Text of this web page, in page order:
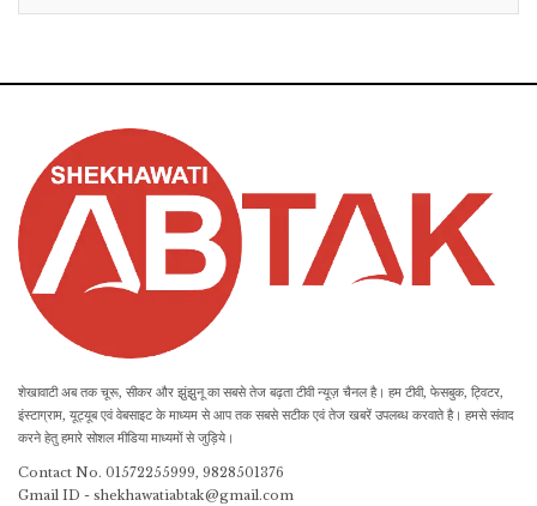
शेखावाटी अब तक चूरू, सीकर और झुंझुनू का सबसे तेज बढ़ता टीवी न्यूज़ चैनल है। हम टीवी, फेसबुक, ट्विटर,
इंस्टाग्राम, यूट्यूब एवं वेबसाइट के माध्यम से आप तक सबसे सटीक एवं तेज खबरें उपलब्ध करवाते है। हमसे संवाद
करने हेतु हमारे सोशल मीडिया माध्यमों से जुड़िये।
Contact No. 01572255999, 9828501376
Gmail ID - shekhawatiabtak@gmail.com